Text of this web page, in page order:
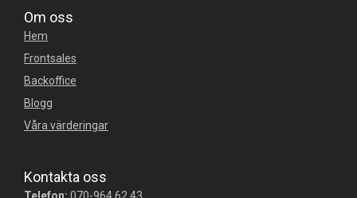
Om oss
Hem
Frontsales
Backoffice
Blogg
Våra värderingar
Kontakta oss
Telefon: 070-964 62 43